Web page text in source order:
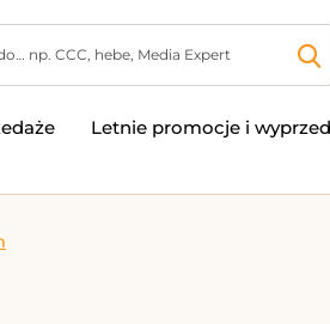
Letnie promocje i